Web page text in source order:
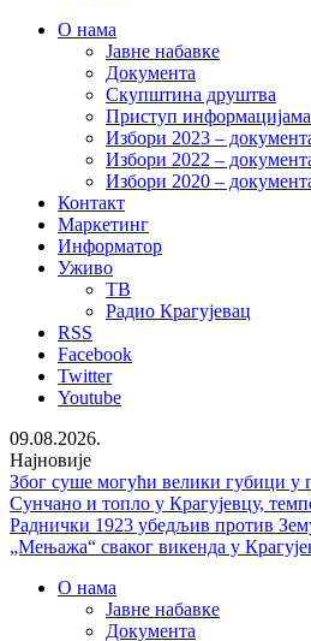
О нама
Јавне набавке
Документа
Скупштина друштва
Приступ информацијама
Избори 2023 –
Избори 2022 –
Избори 2020 –
Контакт
Маркетинг
Информатор
Уживо
ТВ
Радио Крагујевац
RSS
Facebook
Twitter
Youtube
09.08.2026.
Најновије
Због суше могући велики губици у
Сунчано и топло у Крагујевцу,
Раднички 1923 убедљив против
„Мењажа“ сваког викенда у
О нама
Јавне набавке
Документа